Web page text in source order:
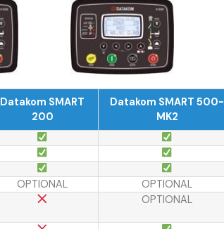
Datakom SMART
200
Datakom SMART 500-
MK2
OPTIONAL OPTIONAL
OPTIONAL